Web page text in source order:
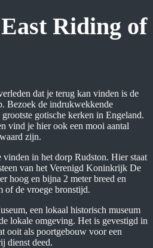
Riding of
dat je terug kan vinden is de
Bezoek de indrukwekkende
gotische kerken in Engeland.
vind je hier ook een mooi aantal
zijn.
vinden in het dorp Rudston. Hier staat
van het Verenigd Koninkrijk De
hoog en bijna 2 meter breed en
of de vroege bronstijd.
een lokaal historisch museum
lokale omgeving. Het is gevestigd in
ooit als poortgebouw voor een
dienst deed.